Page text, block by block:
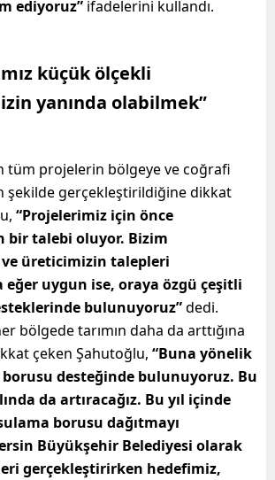
ediyoruz” ifadelerini kullandı.
küçük ölçekli
yanında olabilmek”
tüm projelerin bölgeye ve coğrafi
şekilde gerçekleştirildiğine dikkat
“Projelerimiz için önce
bir talebi oluyor. Bizim
üreticimizin talepleri
uygun ise, oraya özgü çeşitli
bulunuyoruz”dedi.
bölgede tarımın daha da arttığına
çeken Şahutoğlu, “Buna yönelik
desteğinde bulunuyoruz. Bu
da artıracağız. Bu yıl içinde
borusu dağıtmayı
Büyükşehir Belediyesi olarak
gerçekleştirirken hedefimiz,